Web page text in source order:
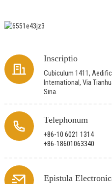
Inscriptio
Cubiculum 1411,
International, Via
Sina.
Telephonum
+86-10 6021 1314
+86-18601063340
Epistula